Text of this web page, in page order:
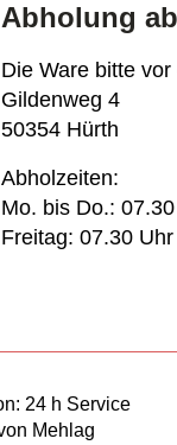
Abholung
Die Ware bitte
Gildenweg 4
50354 Hürth
Abholzeiten:
Mo. bis Do.:
Freitag: 07.30